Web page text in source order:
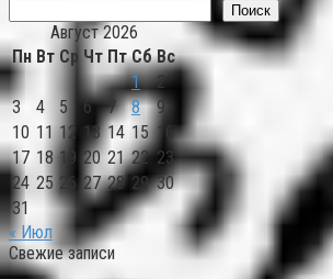
Поиск
Август 2026
Пн Вт Ср Чт Пт Сб Вс
1
2
3
4 5 6 7 8
9
10 11 12 13 14 15 16
17 18 19 20 21 22 23
24 25 26 27 28 29 30
31
« Июл
Свежие записи